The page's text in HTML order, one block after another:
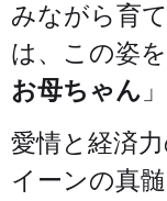
みながら育
は、この姿
お母ちゃん
愛情と経済
イーンの真